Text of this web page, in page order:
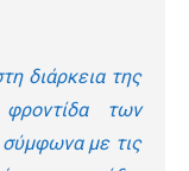
διάρκεια της
των
με τις